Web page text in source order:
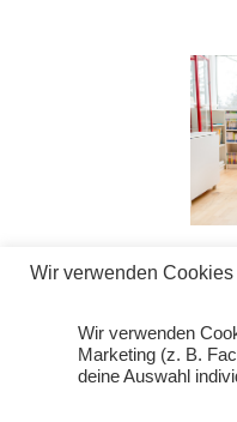
Wir verwenden Cookies
Wir verwenden
Marketing (z. B.
deine Auswahl